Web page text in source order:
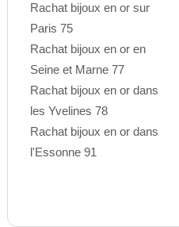
Rachat bijoux en or sur
Paris 75
Rachat bijoux en or en
Seine et Marne 77
Rachat bijoux en or dans
les Yvelines 78
Rachat bijoux en or dans
l'Essonne 91